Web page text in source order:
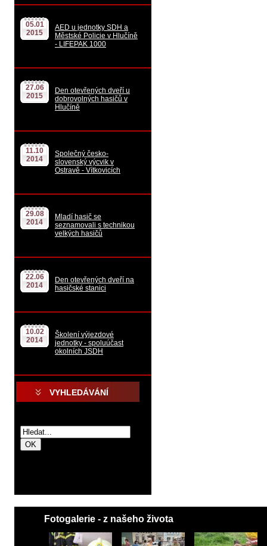
05.01
2015
AED u jednotky SDH a
Městské Policie v Hlučíně
- LIFEPAK 1000
27.06
2015
Den otevřených dveří u
dobrovolných hasičů v
Hlučíně
11.10
2014
Společný česko-
slovenský výcvik v
Ostravě - Vítkovicích
29.08
2014
Mladí hasič se
seznamovali s technikou
velkých hasičů
22.06
2014
Den otevřených dveří na
hasičské stanici
10.02
2014
Školení výjezdové
jednotky - spoluúčast
okolních JSDH
VYHLEDÁVÁNÍ
Fotogalerie - z našeho života